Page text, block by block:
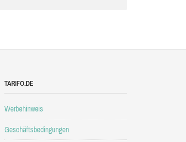
TARIFO.DE
Werbehinweis
Geschäftsbedingungen